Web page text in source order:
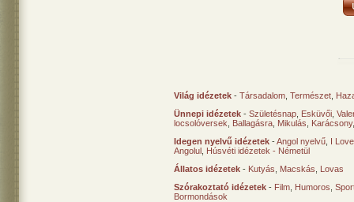
Világ idézetek - Társadalom Természet
Ünnepi idézetek - Születésnap Esküvői
locsolóversek
Ballagásra Mikulás Karácsony
Idegen nyelvű idézetek -Angol nyelvű I
Angolul Húsvéti idézetek - Németül
Állatos idézetek - Kutyás Macskás
Lovas
Szórakoztató idézetek - Film Humoros
Bormondások